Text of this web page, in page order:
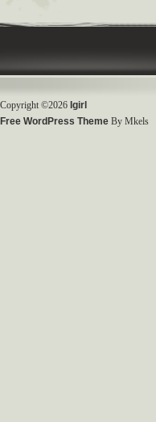
Copyright ©2026 Igirl
Free WordPress Theme By Mkels